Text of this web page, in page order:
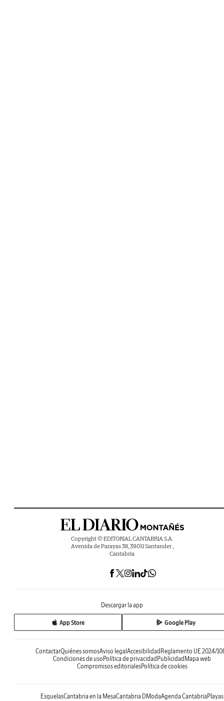
Copyright © EDITORIAL CANTABRIA S.A.
Avenida de Parayas 38, 39011 Santander ,
Cantabria
Descargar la app
App Store Google Play
ContactarQuiénes somosAviso legal Accesibilidad Reglamento UE 2024/
Condiciones de uso Política de privacidad Publicidad Mapa web
Compromisos editorialesPolítica de cookies
EsquelasCantabria en la MesaCantabria DModaAgenda Cantabria Playas